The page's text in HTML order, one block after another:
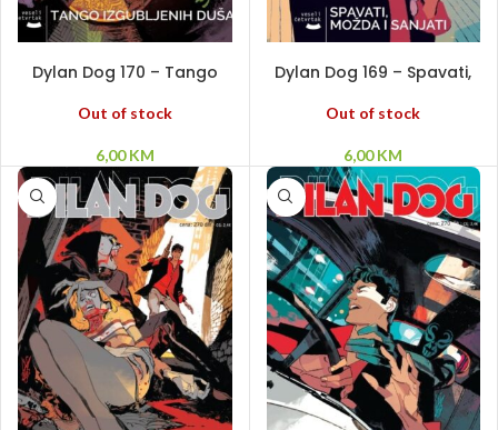
Dylan Dog 170 – Tango
izgubljenih duša
Out of stock
6,00KM
Dylan Dog 169 – Spavati,
možda i sanjati
Out of stock
6,00KM